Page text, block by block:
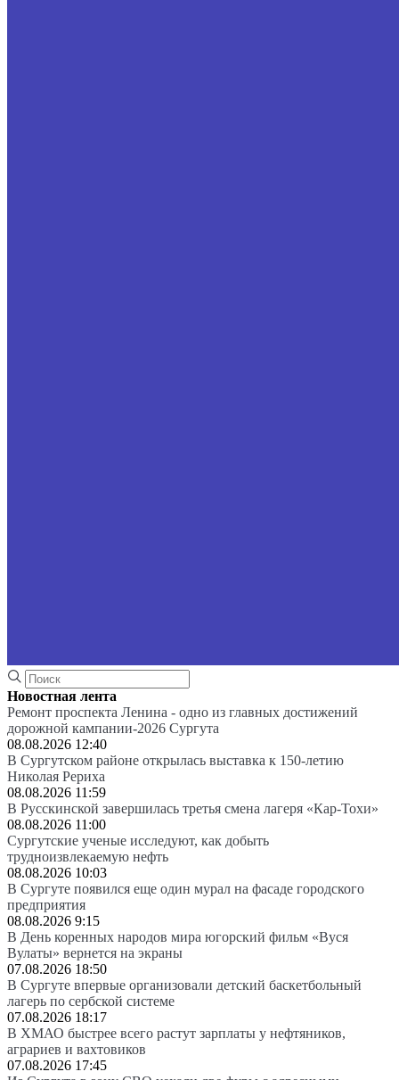
Новостная лента
Ремонт проспекта Ленина - одно из главных достижений
дорожной кампании-2026 Сургута
08.08.2026 12:40
В Сургутском районе открылась выставка к 150-летию
Николая Рериха
08.08.2026 11:59
В Русскинской завершилась третья смена лагеря «Кар-Тохи»
08.08.2026 11:00
Сургутские ученые исследуют, как добыть
трудноизвлекаемую нефть
08.08.2026 10:03
В Сургуте появился еще один мурал на фасаде городского
предприятия
08.08.2026 9:15
В День коренных народов мира югорский фильм «Вуся
Вулаты» вернется на экраны
07.08.2026 18:50
В Сургуте впервые организовали детский баскетбольный
лагерь по сербской системе
07.08.2026 18:17
В ХМАО быстрее всего растут зарплаты у нефтяников,
аграриев и вахтовиков
07.08.2026 17:45